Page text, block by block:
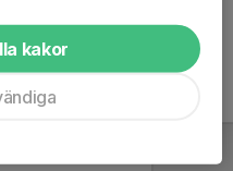
kakor